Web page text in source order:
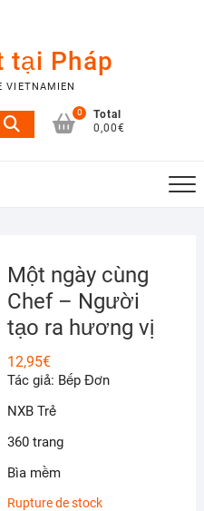
tại Pháp
VIETNAMIEN
:
0
Total
0,00€
Một ngày cùng
Chef – Người
tạo ra hương vị
12,95€
Tác giả: Bếp Đơn
NXB Trẻ
360 trang
Bìa mềm
Rupture de stock